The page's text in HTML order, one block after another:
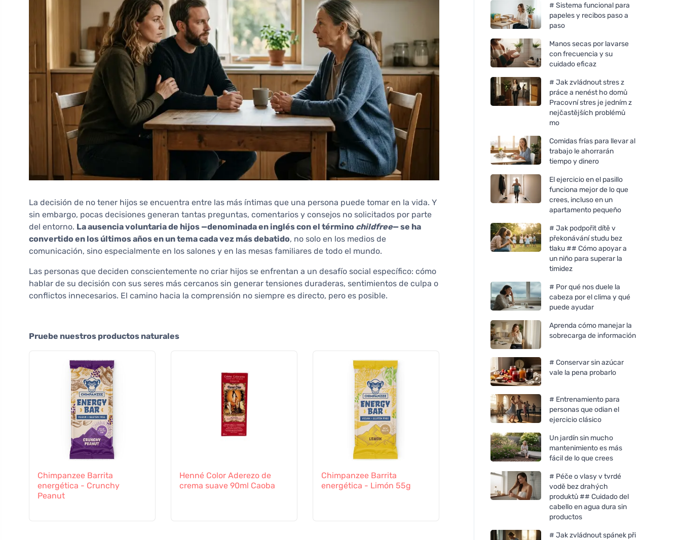
La decisión de no tener hijos se encuentra entre las más íntimas que una persona puede tomar en la vida. Y
sin embargo, pocas decisiones generan tantas preguntas, comentarios y consejos no solicitados por parte
del entorno. La ausencia voluntaria de hijos —denominada en inglés con el término childfree— se ha
convertido en los últimos años en un tema cada vez más debatido, no solo en los medios de
comunicación, sino especialmente en los salones y en las mesas familiares de todo el mundo.
Las personas que deciden conscientemente no criar hijos se enfrentan a un desafío social específico: cómo
hablar de su decisión con sus seres más cercanos sin generar tensiones duraderas, sentimientos de culpa o
conflictos innecesarios. El camino hacia la comprensión no siempre es directo, pero es posible.
Pruebe nuestros productos naturales
Chimpanzee Barrita
energética - Crunchy
Peanut
Henné Color Aderezo de
crema suave 90ml Caoba
Chimpanzee Barrita
energética - Limón 55g
Incognito Spray repelente
natural 50 ml - 100% de
protección contra todos los
# Sistema funcional para
papeles y recibos paso a
paso
Manos secas por lavarse
con frecuencia y su
cuidado eficaz
# Jak zvládnout stres z
práce a nenést ho domů
Pracovní stres je jedním z
nejčastějších problémů
mo
Comidas frías para llevar al
trabajo le ahorrarán
tiempo y dinero
El ejercicio en el pasillo
funciona mejor de lo que
crees, incluso en un
apartamento pequeño
# Jak podpořit dítě v
překonávání studu bez
tlaku ## Cómo apoyar a
un niño para superar la
timidez
# Por qué nos duele la
cabeza por el clima y qué
puede ayudar
Aprenda cómo manejar la
sobrecarga de información
# Conservar sin azúcar
vale la pena probarlo
# Entrenamiento para
personas que odian el
ejercicio clásico
Un jardín sin mucho
mantenimiento es más
fácil de lo que crees
# Péče o vlasy v tvrdé
vodě bez drahých
produktů ## Cuidado del
cabello en agua dura sin
productos
# Jak zvládnout spánek při